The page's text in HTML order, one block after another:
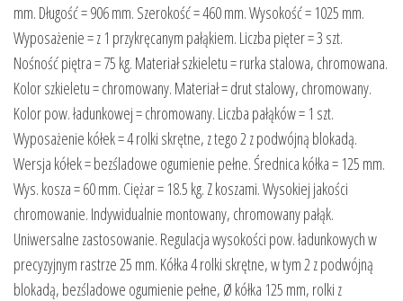
mm. Długość = 906 mm. Szerokość = 460 mm. Wysokość = 1025 mm.
Wyposażenie = z 1 przykręcanym pałąkiem. Liczba pięter = 3 szt.
Nośność piętra = 75 kg. Materiał szkieletu = rurka stalowa, chromowana.
Kolor szkieletu = chromowany. Materiał = drut stalowy, chromowany.
Kolor pow. ładunkowej = chromowany. Liczba pałąków = 1 szt.
Wyposażenie kółek = 4 rolki skrętne, z tego 2 z podwójną blokadą.
Wersja kółek = bezśladowe ogumienie pełne. Średnica kółka = 125 mm.
Wys. kosza = 60 mm. Ciężar = 18.5 kg. Z koszami. Wysokiej jakości
chromowanie. Indywidualnie montowany, chromowany pałąk.
Uniwersalne zastosowanie. Regulacja wysokości pow. ładunkowych w
precyzyjnym rastrze 25 mm. Kółka 4 rolki skrętne, w tym 2 z podwójną
blokadą, bezśladowe ogumienie pełne, Ø kółka 125 mm, rolki z